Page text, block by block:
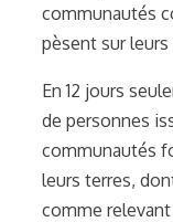
communautés
pèsent sur leurs
En 12 jours
de personnes
communautés
leurs terres,
comme